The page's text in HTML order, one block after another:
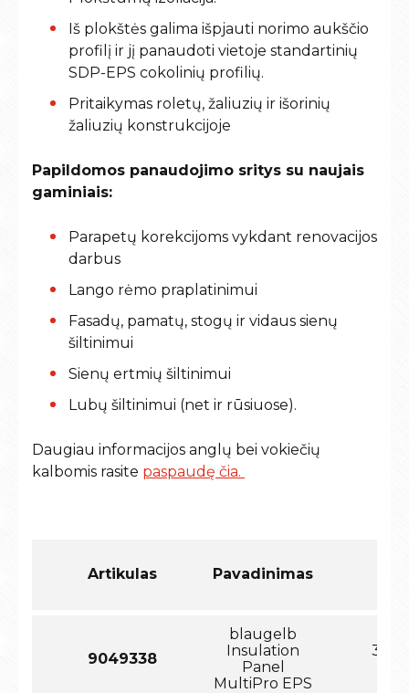
Iš plokštės galima išpjauti norimo aukščio
profilį ir jį panaudoti vietoje standartinių
SDP-EPS cokolinių profilių.
Pritaikymas roletų, žaliuzių ir išorinių
žaliuzių konstrukcijoje
Papildomos panaudojimo sritys su naujais
gaminiais:
Parapetų korekcijoms vykdant renovacijos
darbus
Lango rėmo praplatinimui
Fasadų, pamatų, stogų ir vidaus sienų
šiltinimui
Sienų ertmių šiltinimui
Lubų šiltinimui (net ir rūsiuose).
Daugiau informacijos anglų bei vokiečių
kalbomis rasite paspaudę čia.
Artikulas Pavadinimas
9049338
blaugelb
Insulation
Panel
MultiPro EPS